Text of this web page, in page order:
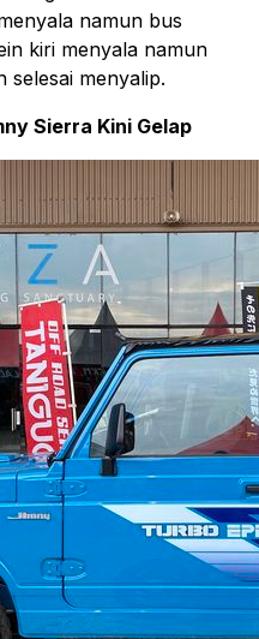
namun bus
kiri menyala namun
selesai menyalip.
Sierra Kini Gelap